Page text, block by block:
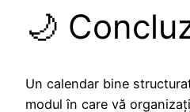
🌙
Un calendar bine
modul în care vă